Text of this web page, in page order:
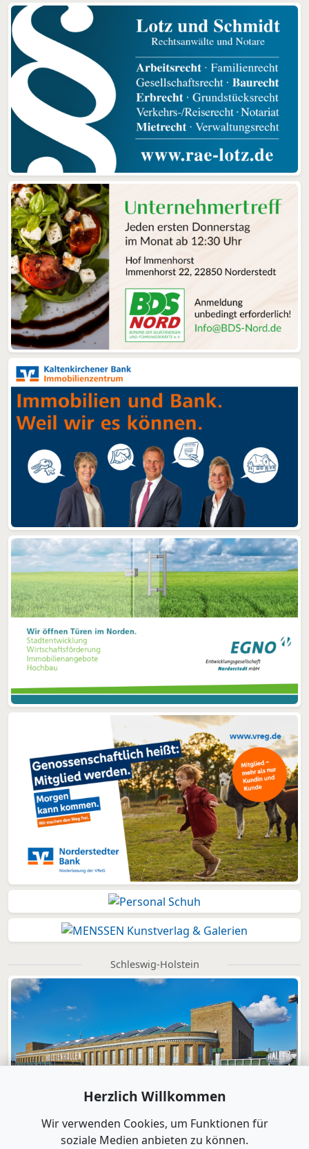
Schleswig-Holstein
Herzlich Willkommen
Wir verwenden Cookies, um Funktionen für
soziale Medien anbieten zu können.